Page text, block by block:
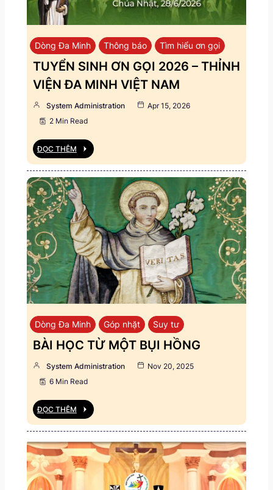
Dòng Đa Minh Thông báo Tìm hiểu ơn gọi
TUYỂN SINH ƠN GỌI 2026 – THỈNH
VIỆN ĐA MINH VIỆT NAM
System Administration
Apr 15, 2026
2 Min Read
ĐỌC THÊM
Dòng Đa Minh Góp nhặt Suy tư
BÀI HỌC TỪ MỘT BỤI HỒNG
System Administration
Nov 20, 2025
6 Min Read
ĐỌC THÊM